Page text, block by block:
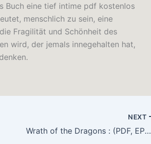
Buch eine tief intime pdf kostenlos
menschlich zu sein, eine
Fragilität und Schönheit des
wird, der jemals innegehalten hat,
NEXT
Wrath of the Dragons : (PDF, EPUB, eBook)